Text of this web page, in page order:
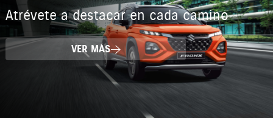
Atrévete a destacar en cada camino
VER MÁS